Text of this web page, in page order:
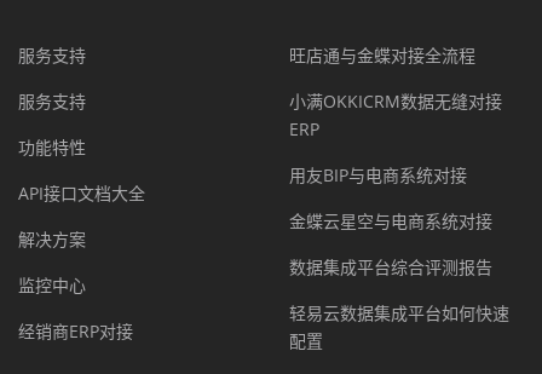
服务支持
服务支持
功能特性
API接口文档大全
解决方案
监控中心
经销商ERP对接
旺店通与金蝶对接全流程
小满OKKICRM数据无缝对接
ERP
用友BIP与电商系统对接
金蝶云星空与电商系统对接
数据集成平台综合评测报告
轻易云数据集成平台如何快速
配置